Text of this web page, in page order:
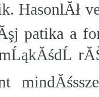
HasonlĂł
patika a